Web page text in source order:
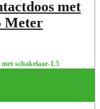
met
Meter
schakelaar-1.5